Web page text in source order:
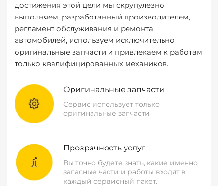
достижения этой цели мы скрупулезно
выполняем, разработанный производителем,
регламент обслуживания и ремонта
автомобилей, используем исключительно
оригинальные запчасти и привлекаем к работам
только квалифицированных механиков.
Оригинальные запчасти
Сервис использует только
оригинальные запчасти
Прозрачность услуг
Вы точно будете знать, какие именно
запасные части и работы входят в
каждый сервисный пакет.